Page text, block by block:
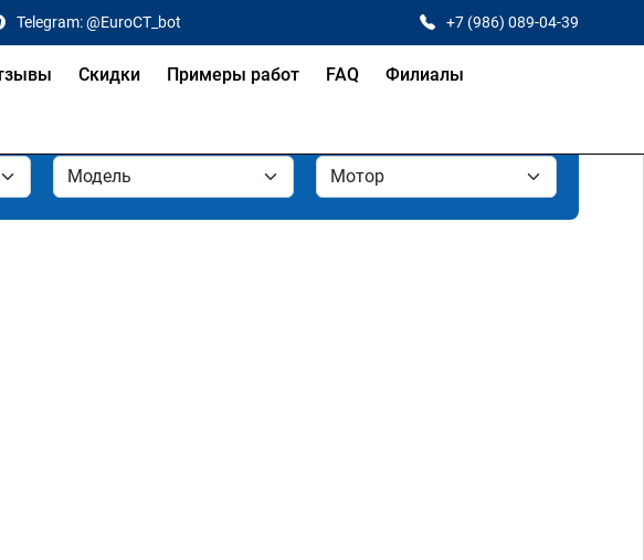
Telegram: @EuroCT_bot +7 (986) 089-04-39
Скидки Примеры работ FAQ Филиалы